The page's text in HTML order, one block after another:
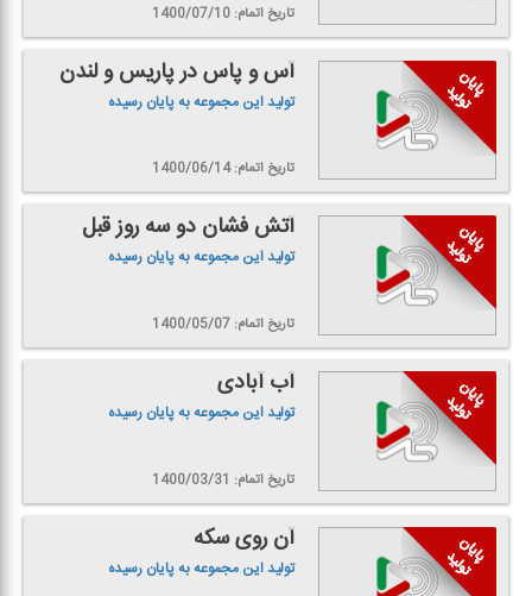
تاریخ اتمام: 1400/07/10
آس و پاس در پاریس و لندن
تولید این مجموعه به پایان رسیده
تاریخ اتمام: 1400/06/14
آتش فشان دو سه روز قبل
تولید این مجموعه به پایان رسیده
تاریخ اتمام: 1400/05/07
آب آبادی
تولید این مجموعه به پایان رسیده
تاریخ اتمام: 1400/03/31
آن روی سكه
تولید این مجموعه به پایان رسیده